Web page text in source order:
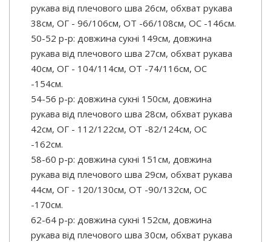
рукава від плечового шва 26см, обхват рукава
38см, ОГ - 96/106см, ОТ -66/108см, OC -146см.
50-52 р-р: довжина сукні 149см, довжина
рукава від плечового шва 27см, обхват рукава
40см, ОГ - 104/114см, ОТ -74/116см, OC
-154см.
54-56 р-р: довжина сукні 150см, довжина
рукава від плечового шва 28см, обхват рукава
42см, ОГ - 112/122см, ОТ -82/124см, OC
-162см.
58-60 р-р: довжина сукні 151см, довжина
рукава від плечового шва 29см, обхват рукава
44см, ОГ - 120/130см, ОТ -90/132см, OC
-170см.
62-64 р-р: довжина сукні 152см, довжина
рукава від плечового шва 30см, обхват рукава